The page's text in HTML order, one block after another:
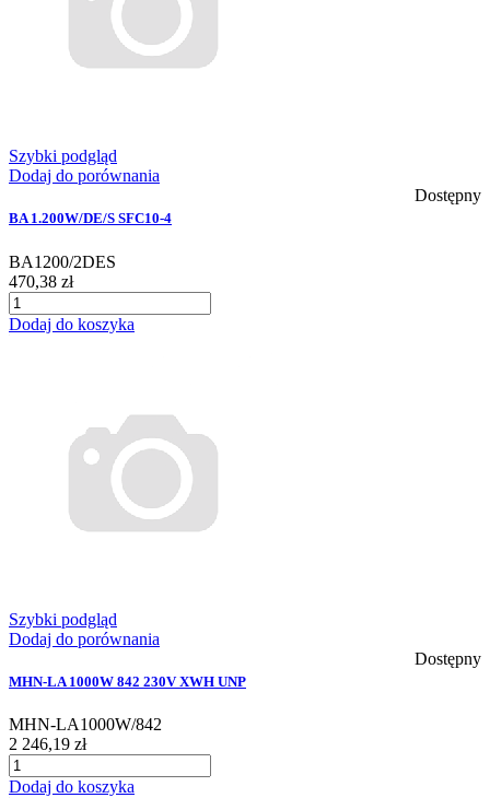
Szybki podgląd
Dodaj do porównania
Dostępny
BA 1.200W/DE/S SFC10-4
BA1200/2DES
470,38 zł
Dodaj do koszyka
Szybki podgląd
Dodaj do porównania
Dostępny
MHN-LA 1000W 842 230V XWH UNP
MHN-LA1000W/842
2 246,19 zł
Dodaj do koszyka